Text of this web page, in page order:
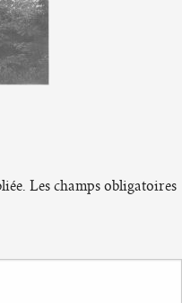
Les champs obligatoires